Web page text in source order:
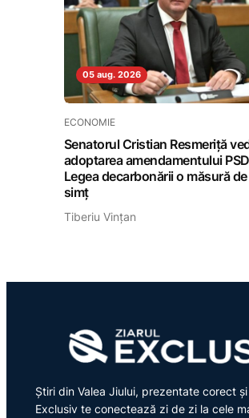
05 aug. 2026
ECONOMIE
Senatorul Cristian Resmeriță
adoptarea amendamentului
Legea decarbonării o măsură
simț
Tiberiu Vințan
Știri din Valea Jiului, prezentate corect
Exclusiv te conectează zi de zi la cele